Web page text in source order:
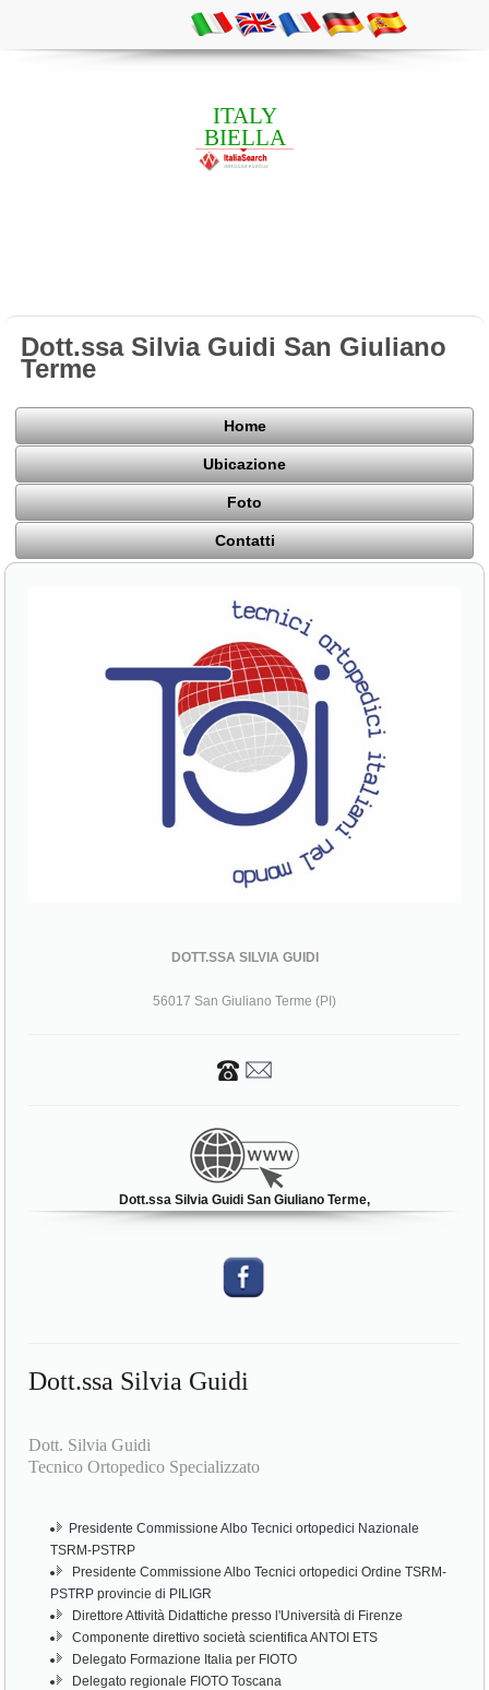
ITALY
BIELLA
Dott.ssa Silvia Guidi San Giuliano
Terme
Home
Ubicazione
Foto
Contatti
DOTT.SSA SILVIA GUIDI
56017 San Giuliano Terme (PI)
Dott.ssa Silvia Guidi San Giuliano Terme,
Dott.ssa Silvia Guidi
Dott. Silvia Guidi
Tecnico Ortopedico Specializzato
Presidente Commissione Albo Tecnici ortopedici Nazionale
TSRM-PSTRP
Presidente Commissione Albo Tecnici ortopedici Ordine TSRM-
PSTRP provincie di PILIGR
Direttore Attività Didattiche presso l'Università di Firenze
Componente direttivo società scientifica ANTOI ETS
Delegato Formazione Italia per FIOTO
Delegato regionale FIOTO Toscana